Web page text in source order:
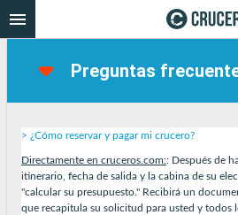
Preguntas
> ¿Cómo reservar y pagar mi crucero?
Directamente en cruceros.com:: Después de
itinerario, fecha de salida y la cabina de su
"calcular su presupuesto." Recibirá un
que recapitula su solicitud para usted y todos